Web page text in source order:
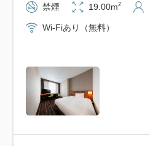
禁煙 19.00m2
Wi-Fiあり（無料）